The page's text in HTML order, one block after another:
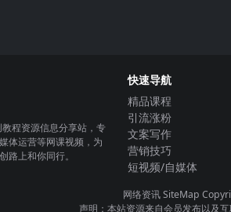
程资源信息分享站，专
体运营等网课视频，为
路上和你同行。
快速导航
精品课程
引流涨粉
文案写作
营销技巧
短视频/自媒体
网络资讯SiteMap
声明：本站资源来自会员发布以及